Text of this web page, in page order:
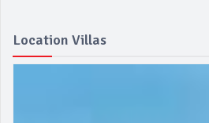
Location Villas